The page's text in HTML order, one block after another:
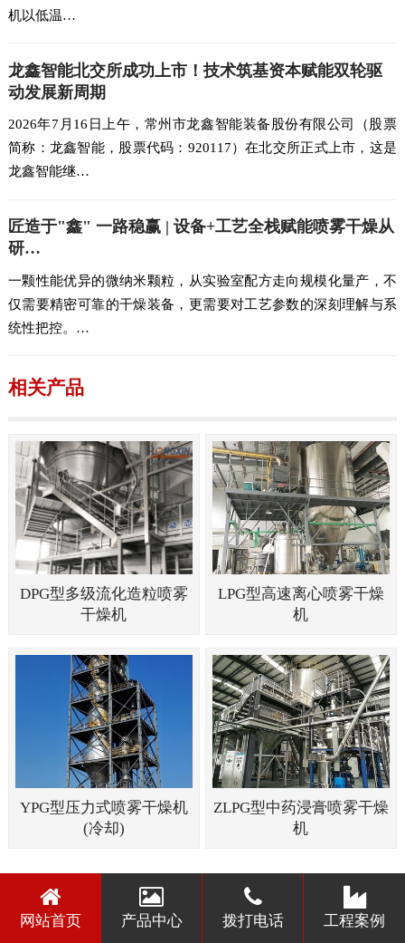
机以低温…
龙鑫智能北交所成功上市！技术筑基资本赋能双轮驱
动发展新周期
2026年7月16日上午，常州市龙鑫智能装备股份有限公司（股票
简称：龙鑫智能，股票代码：920117）在北交所正式上市，这是
龙鑫智能继…
匠造于"鑫" 一路稳赢 | 设备+工艺全栈赋能喷雾干燥从
研…
一颗性能优异的微纳米颗粒，从实验室配方走向规模化量产，不
仅需要精密可靠的干燥装备，更需要对工艺参数的深刻理解与系
统性把控。…
相关产品
DPG型多级流化造粒喷雾
干燥机
LPG型高速离心喷雾干燥
机
YPG型压力式喷雾干燥机
(冷却)
ZLPG型中药浸膏喷雾干燥
机
网站首页 产品中心 拨打电话 工程案例